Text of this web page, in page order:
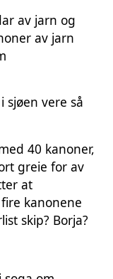
av jarn og
av jarn
sjøen vere så
40 kanoner,
greie for av
at
kanonene
skip? Borja?